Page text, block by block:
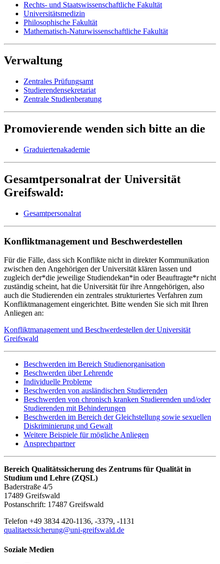
Rechts- und Staatswissenschaftliche Fakultät
Universitätsmedizin
Philosophische Fakultät
Mathematisch-Naturwissenschaftliche Fakultät
Verwaltung
Zentrales Prüfungsamt
Studierendensekretariat
Zentrale Studienberatung
Promovierende wenden sich bitte an die
Graduiertenakademie
Gesamtpersonalrat der Universität
Greifswald:
Gesamtpersonalrat
Konfliktmanagement und Beschwerdestellen
Für die Fälle, dass sich Konflikte nicht in direkter Kommunikation
zwischen den Angehörigen der Universität klären lassen und
zugleich der*die jeweilige Studiendekan*in oder Beauftragte*r nicht
zuständig scheint, hat die Universität für ihre Anngehörigen, also
auch die Studierenden ein zentrales strukturiertes Verfahren zum
Konfliktmanagement eingerichtet. Bitte wenden Sie sich mit Ihren
Anliegen an:
Konfliktmanagement und Beschwerdestellen der Universität
Greifswald
Beschwerden im Bereich Studienorganisation
Beschwerden über Lehrende
Individuelle Probleme
Beschwerden von ausländischen Studierenden
Beschwerden von chronisch kranken Studierenden und/oder
Studierenden mit Behinderungen
Beschwerden im Bereich der Gleichstellung sowie sexuellen
Diskriminierung und Gewalt
Weitere Beispiele für mögliche Anliegen
Ansprechpartner
Bereich Qualitätssicherung des Zentrums für Qualität in
Studium und Lehre (ZQSL)
Baderstraße 4/5
17489 Greifswald
Postanschrift: 17487 Greifswald
Telefon +49 3834 420-1136, -3379, -1131
qualitaetssicherung@uni-greifswald.de
Soziale Medien